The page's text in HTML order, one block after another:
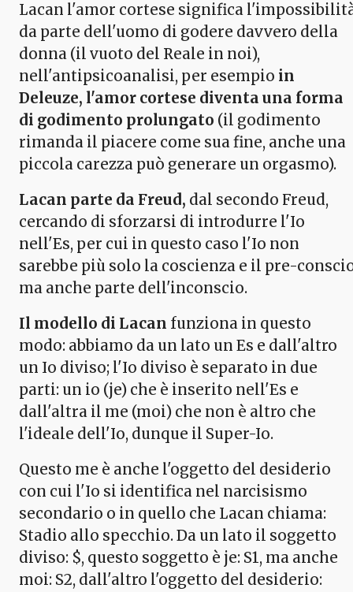
Lacan l'amor cortese significa
da parte dell'uomo di godere davvero della
donna (il vuoto del Reale in noi),
nell'antipsicoanalisi, per esempio in
Deleuze, l'amor cortese diventa una forma
di godimento prolungato (il godimento
rimanda il piacere come sua fine, anche una
piccola carezza può generare un orgasmo).
Lacan parte da Freud, dal secondo Freud,
cercando di sforzarsi di introdurre l'Io
nell'Es, per cui in questo caso l'Io non
sarebbe più solo la coscienza e il pre-
ma anche parte dell'inconscio.
Il modello di Lacan funziona in questo
modo: abbiamo da un lato un Es e dall'altro
un Io diviso; l'Io diviso è separato in due
parti: un io (je) che è inserito nell'Es e
dall'altra il me (moi) che non è altro che
l'ideale dell'Io, dunque il Super-Io.
Questo me è anche l'oggetto del desiderio
con cui l'Io si identifica nel narcisismo
secondario o in quello che Lacan chiama:
Stadio allo specchio. Da un lato il soggetto
diviso: $, questo soggetto è je: S1, ma anche
moi: S2, dall'altro l'oggetto del desiderio: